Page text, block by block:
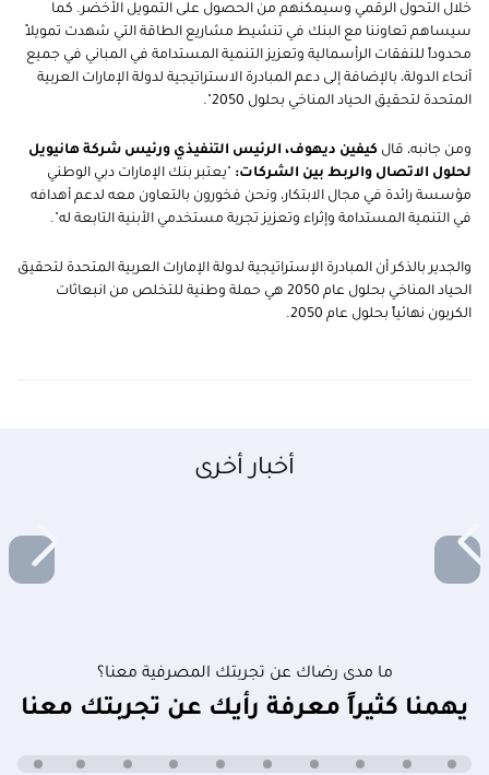
خلال التحول الرقمي وسيمكنهم من الحصول على التمويل الأخضر. كما
سيساهم تعاوننا مع البنك في تنشيط مشاريع الطاقة التي شهدت تمويلاً
محدوداً للنفقات الرأسمالية وتعزيز التنمية المستدامة في المباني في جميع
أنحاء الدولة، بالإضافة إلى دعم المبادرة الاستراتيجية لدولة الإمارات العربية
المتحدة لتحقيق الحياد المناخي بحلول 2050".
ومن جانبه، قال كيفين ديهوف، الرئيس التنفيذي ورئيس شركة هانيويل
لحلول الاتصال والربط بين الشركات: "يعتبر بنك الإمارات دبي الوطني
مؤسسة رائدة في مجال الابتكار، ونحن فخورون بالتعاون معه لدعم أهدافه
في التنمية المستدامة وإثراء وتعزيز تجربة مستخدمي الأبنية التابعة له".
والجدير بالذكر أن المبادرة الإستراتيجية لدولة الإمارات العربية المتحدة لتحقيق
الحياد المناخي بحلول عام 2050 هي حملة وطنية للتخلص من انبعاثات
الكربون نهائياً بحلول عام 2050.
أخبار أخرى
ما مدى رضاك عن تجربتك المصرفية معنا؟
يهمنا كثيراً معرفة رأيك عن تجربتك معنا